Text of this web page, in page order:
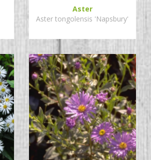
Aster
Aster tongolensis 'Napsbury'